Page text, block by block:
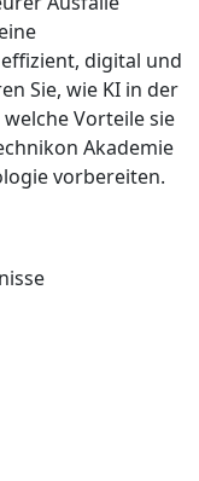
digital und
Sie, wie KI in der
Vorteile sie
Akademie
vorbereiten.